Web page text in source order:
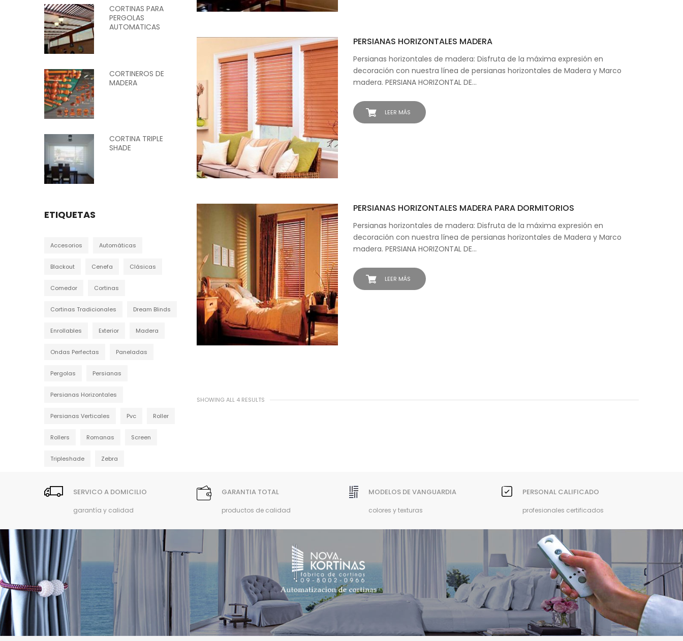
CORTINAS PARA
PERGOLAS
AUTOMATICAS
CORTINEROS DE
MADERA
CORTINA TRIPLE
SHADE
ETIQUETAS
Accesorios Automáticas
Blackout Cenefa Clásicas
Comedor Cortinas
Cortinas Tradicionales Dream Blinds
Enrollables Exterior Madera
Ondas Perfectas Paneladas
Pergolas Persianas
Persianas Horizontales
Persianas Verticales Pvc Roller
Rollers Romanas Screen
Tripleshade Zebra
LEER MÁS
PERSIANAS HORIZONTALES MADERA
Persianas horizontales de madera: Disfruta de la máxima expresión en
decoración con nuestra línea de persianas horizontales de Madera y Marco
madera. PERSIANA HORIZONTAL DE…
LEER MÁS
PERSIANAS HORIZONTALES MADERA PARA DORMITORIOS
Persianas horizontales de madera: Disfruta de la máxima expresión en
decoración con nuestra línea de persianas horizontales de Madera y Marco
madera. PERSIANA HORIZONTAL DE…
SHOWING ALL 4 RESULTS
SERVICO A DOMICILIO
garantía y calidad
GARANTIA TOTAL
productos de calidad
MODELOS DE VANGUARDIA
colores y texturas
PERSONAL CALIFICADO
profesionales certificados